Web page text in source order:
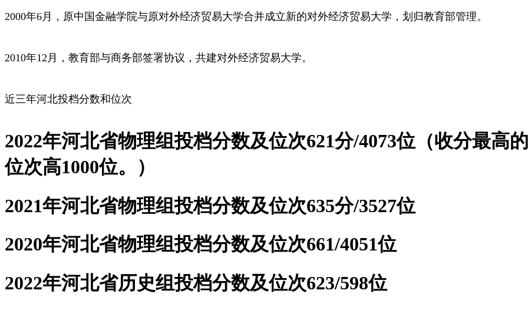
2000年6月，原中国金融学院与原对外经济贸易大学合并成立新的对外经济贸易大学，划归教育部管理。
2010年12月，教育部与商务部签署协议，共建对外经济贸易大学。
近三年河北投档分数和位次
2022年河北省物理组投档分数及位次621分/4073位（收分最高
位次高1000位。）
2021年河北省物理组投档分数及位次635分/3527位
2020年河北省物理组投档分数及位次661/4051位
2022年河北省历史组投档分数及位次623/598位